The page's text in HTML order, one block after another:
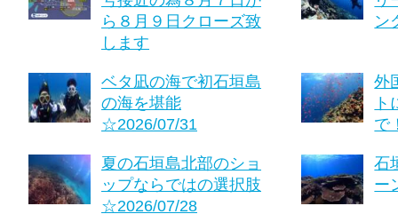
ら８月９日クローズ致
します
ン
ベタ凪の海で初石垣島
の海を堪能
☆2026/07/31
外
ト
で
夏の石垣島北部のショ
ップならではの選択肢
☆2026/07/28
石
ー